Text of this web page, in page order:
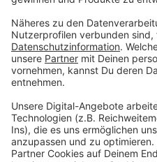
Du möchtest
Studio